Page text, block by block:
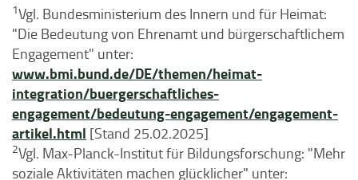
1Vgl. Bundesministerium des Innern und für Heimat:
"Die Bedeutung von Ehrenamt und bürgerschaftlichem
Engagement" unter:
www.bmi.bund.de/DE/themen/heimat-
integration/buergerschaftliches-
engagement/bedeutung-engagement/engagement-
artikel.html [Stand 25.02.2025]
2Vgl. Max-Planck-Institut für Bildungsforschung: "Mehr
soziale Aktivitäten machen glücklicher" unter: